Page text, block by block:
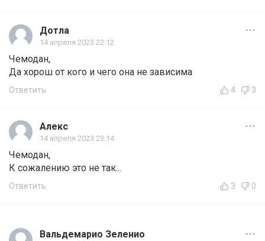
Дотла
14 апреля 2023 22:12
Чемодан,
Да хорош от кого и чего она не зависима
Ответить 4 3
Алекс
14 апреля 2023 23:14
Чемодан,
К сожалению это не так...
Ответить 3 0
Вальдемарио Зеленио